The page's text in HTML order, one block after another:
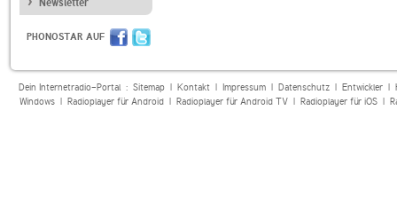
Newsletter
PHONOSTAR AUF
Dein Internetradio-Portal : Sitemap| Kontakt| Impressum| Datenschutz| Entwickler|
Windows| Radioplayer für Android| Radioplayer für Android TV| Radioplayer für iOS|